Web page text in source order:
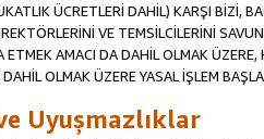
ÜCRETLERİ DAHİL) KARŞI BİZİ,
VE TEMSİLCİLERİNİ
AMACI DA DAHİL OLMAK
OLMAK ÜZERE YASAL İŞLEM
Uyuşmazlıklar